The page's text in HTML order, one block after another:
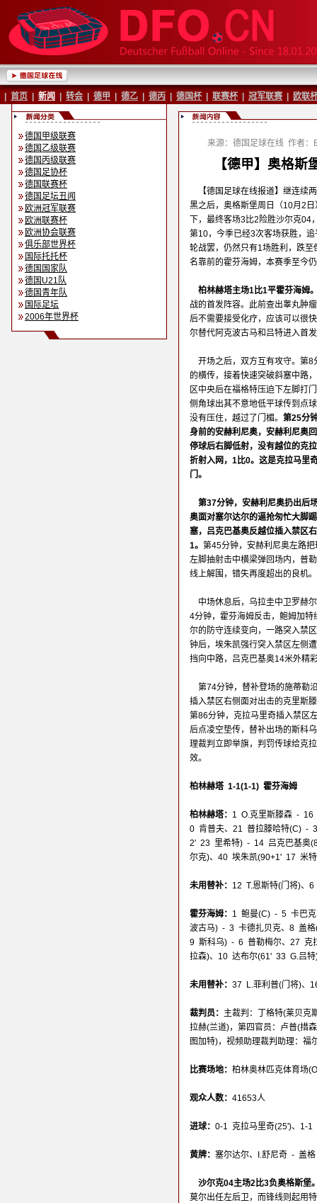
首页 新闻 转会 德甲 德乙 德丙 德国杯 联赛杯 冠军联赛 欧联
德国甲级联赛
德国乙级联赛
德国丙级联赛
德国足协杯
德国联赛杯
德国足坛丑闻
欧洲冠军联赛
欧洲联赛杯
欧洲协会联赛
俱乐部世界杯
国际托托杯
德国国家队
德国U21队
德国青年队
国际足坛
2006年世界杯
来源：德国足球在线 作者：
【德甲】奥格斯
【德国足球在线报道】继连续
黑之后，奥格斯堡周日（10月2
下，最终客场3比2险胜沙尔克
第10，今季已经3次客场获胜，
轮战罢，仍然只有1场胜利，跌
名靠前的霍芬海姆，本赛季至今
柏林赫塔主场1比1平霍芬海姆
战的首发阵容。此前查出睾丸肿
后不需要接受化疗，应该可以很
尔替代阿克波古马和吕特进入首
开场之后，双方互有攻守。第
的横传，接着快速突破斜塞中路
区中央后在福格特压迫下左脚打
侧角球出其不意地低平球传到点
没有压住，越过了门楣。 第25分
身前的安赫利尼奥，安赫利尼奥
停球后右脚低射，没有越位的克
折射入网，1比0。这是克拉马里
门。
第37分钟，安赫利尼奥扔出后
奥面对塞尔达尔的逼抢匆忙大脚
塞，吕克巴基奥反越位插入禁区
1。 第45分钟，安赫利尼奥左路
左脚抽射击中横梁弹回场内，普
线上解围，错失再度超出的良机。
中场休息后，乌拉圭中卫罗赫
4分钟，霍芬海姆反击，鲍姆加
尔的防守连续变向，一路突入禁
钟后，埃朱凯强行突入禁区左侧
挡向中路，吕克巴基奥14米外精
第74分钟，替补登场的施蒂勒
插入禁区右侧面对出击的克里斯
第86分钟，克拉马里奇插入禁区
后点凌空垫传，替补出场的斯科
理裁判立即举旗，判罚传球给克
效。
柏林赫塔 1-1(1-1) 霍芬海姆
柏林赫塔： 1 O.克里斯滕森 - 16
0 肯普夫、21 普拉滕哈特(C) -
2' 23 里希特) - 14 吕克巴基奥
尔克)、40 埃朱凯(90+1' 17 米
未用替补： 12 T.恩斯特(门将)、
霍芬海姆： 1 鲍曼(C) - 5 卡巴
波古马) - 3 卡德扎贝克、8 盖
9 斯科乌) - 6 普勒梅尔、27 克
拉森)、10 达布尔(61' 33 G.吕
未用替补： 37 L.菲利普(门将)、
裁判员： 主裁判：丁格特(莱贝克
拉赫(兰道)，第四官员：卢普(措
图加特)，视频助理裁判助理：福
比赛场地： 柏林奥林匹克体育场
观众人数： 41653人
进球： 0-1 克拉马里奇(25')、1-1
黄牌： 塞尔达尔、I.舒尼奇 - 盖格
沙尔克04主场2比3负奥格斯堡
莫尔出任左后卫，而锋线则起用